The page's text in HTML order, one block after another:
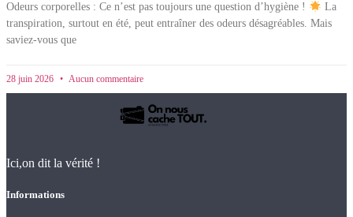
Odeurs corporelles : Ce n’est pas toujours une question d’hygiène !
La
transpiration, surtout en été, peut entraîner des odeurs désagréables. Mais
saviez-vous que
28 juin 2026 Aucun commentaire
Ici,on dit la vérité !
Informations